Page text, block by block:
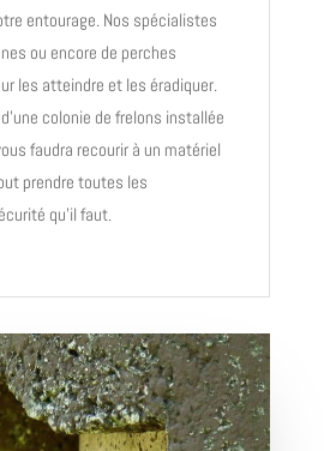
entourage. Nos spécialistes
ou encore de perches
les atteindre et les éradiquer.
colonie de frelons installée
faudra recourir à un matériel
prendre toutes les
qu’il faut.